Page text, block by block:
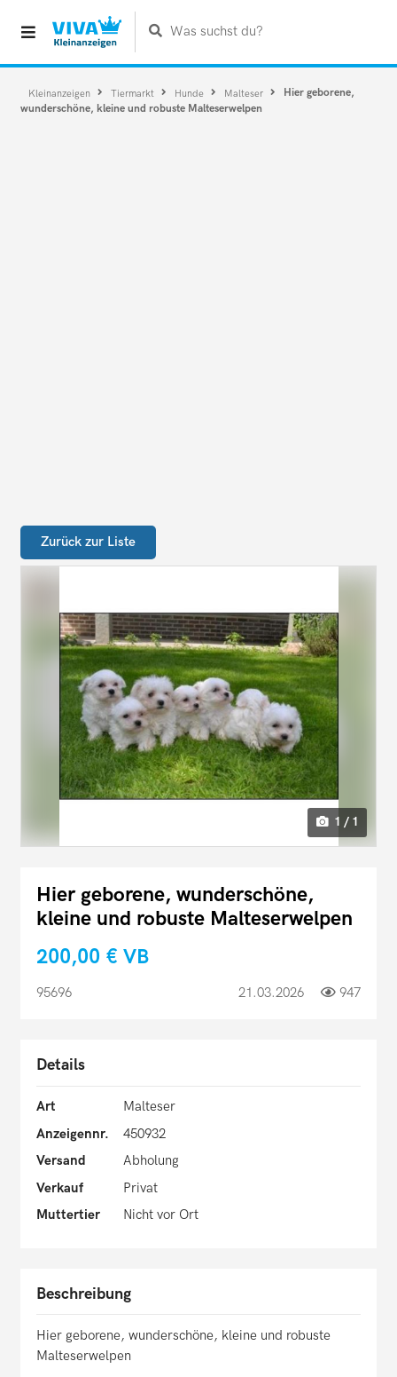
Was suchst du?
Kleinanzeigen Tiermarkt Hunde Malteser
Hier geborene,
wunderschöne, kleine und robuste Malteserwelpen
Zurück zur Liste
1 / 1
Hier geborene, wunderschöne,
kleine und robuste Malteserwelpen
200,00 € VB
95696 21.03.2026 947
Details
Art
Malteser
Anzeigennr.
450932
Versand
Abholung
Verkauf
Privat
Muttertier
Nicht vor Ort
Beschreibung
Hier geborene, wunderschöne, kleine und robuste
Malteserwelpen